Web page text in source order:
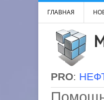
ГЛАВНАЯ
PRO: